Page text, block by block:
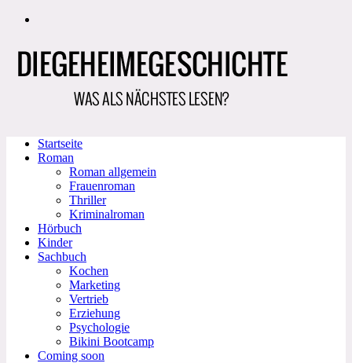
Zum
Startseite
Roman
Roman allgemein
Frauenroman
Thriller
Kriminalroman
Hörbuch
Kinder
Sachbuch
Kochen
Marketing
Vertrieb
Erziehung
Psychologie
Bikini Bootcamp
Coming soon